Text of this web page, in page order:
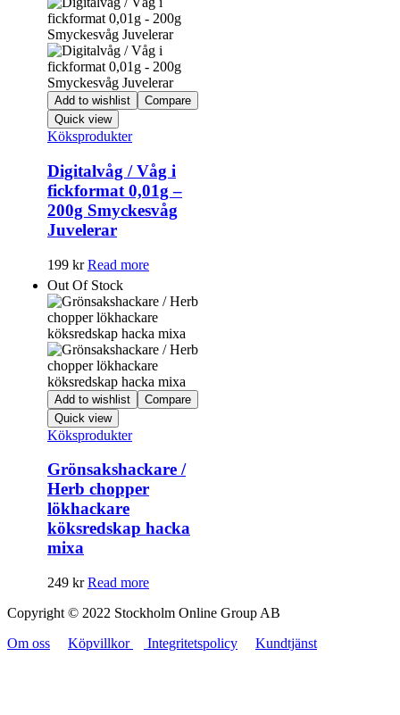
Add to wishlist
Compare
Quick view
Köksprodukter
Digitalvåg / Våg i
fickformat 0,01g –
200g Smyckesvåg
Juvelerar
199 kr Read more
Out Of Stock
Add to wishlist
Compare
Quick view
Köksprodukter
Grönsakshackare /
Herb chopper
lökhackare
köksredskap hacka
mixa
249 kr Read more
Copyright © 2022 Stockholm Online Group AB
Om oss
Köpvillkor Integritetspolicy Kundtjänst